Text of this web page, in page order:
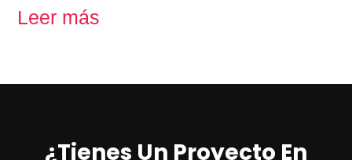
Leer más
¿Tienes Un Proyecto En